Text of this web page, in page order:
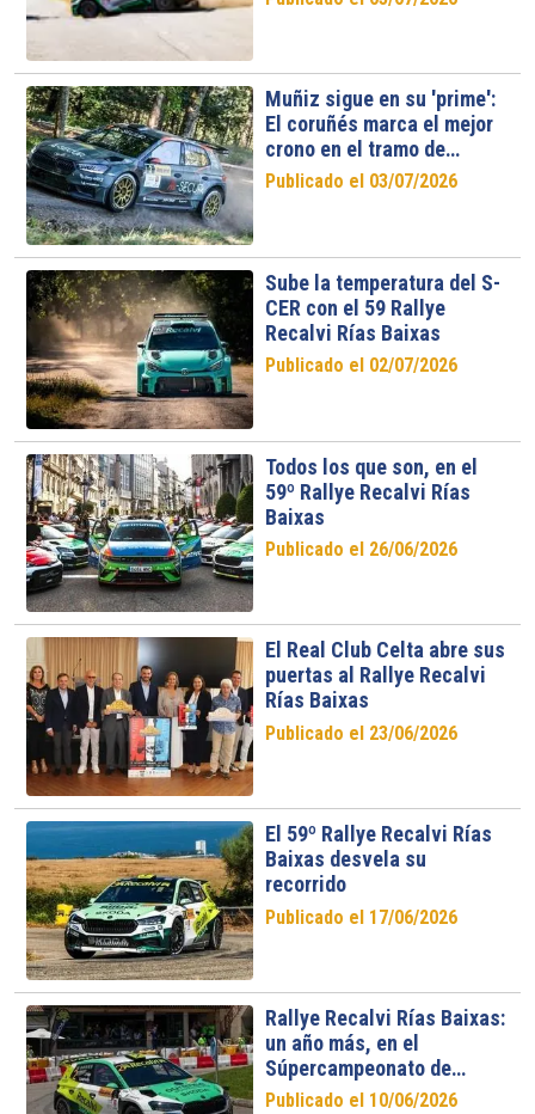
Muñiz sigue en su 'prime':
El coruñés marca el mejor
crono en el tramo de
calificación
Publicado el 03/07/2026
Sube la temperatura del S-
CER con el 59 Rallye
Recalvi Rías Baixas
Publicado el 02/07/2026
Todos los que son, en el
59º Rallye Recalvi Rías
Baixas
Publicado el 26/06/2026
El Real Club Celta abre sus
puertas al Rallye Recalvi
Rías Baixas
Publicado el 23/06/2026
El 59º Rallye Recalvi Rías
Baixas desvela su
recorrido
Publicado el 17/06/2026
Rallye Recalvi Rías Baixas:
un año más, en el
Súpercampeonato de
España
Publicado el 10/06/2026